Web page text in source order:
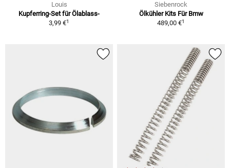
Louis
Kupferring-Set für Ölablass-
3,99 €1
Siebenrock
Ölkühler Kits Für Bmw
489,00 €1